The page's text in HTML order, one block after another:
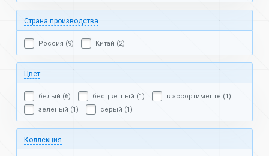
Страна производства
Россия (9) Китай (2)
Цвет
белый (6) бесцветный (1)
в ассортименте (1)
зеленый (1)
серый (1)
Коллекция